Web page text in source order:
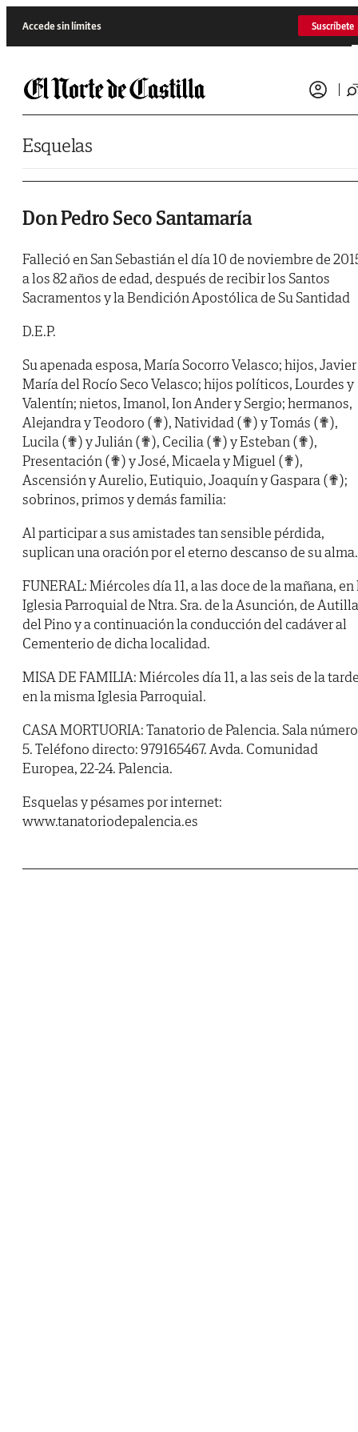
Accede sin límites Suscríbete
Esquelas
Don Pedro Seco Santamaría
Falleció en San Sebastián el día 10 de noviembre de
a los 82 años de edad, después de recibir los Santos
Sacramentos y la Bendición Apostólica de Su Santidad
D.E.P.
Su apenada esposa, María Socorro Velasco; hijos,
María del Rocío Seco Velasco; hijos políticos, Lourdes y
Valentín; nietos, Imanol, Ion Ander y Sergio; hermanos,
Alejandra y Teodoro (✟), Natividad (✟) y Tomás (✟),
Lucila (✟) y Julián (✟), Cecilia (✟) y Esteban (✟),
Presentación (✟) y José, Micaela y Miguel (✟),
Ascensión y Aurelio, Eutiquio, Joaquín y Gaspara (✟);
sobrinos, primos y demás familia:
Al participar a sus amistades tan sensible pérdida,
suplican una oración por el eterno descanso de su alma.
FUNERAL: Miércoles día 11, a las doce de la mañana, en
Iglesia Parroquial de Ntra. Sra. de la Asunción, de Autilla
del Pino y a continuación la conducción del cadáver al
Cementerio de dicha localidad.
MISA DE FAMILIA: Miércoles día 11, a las seis de la
en la misma Iglesia Parroquial.
CASA MORTUORIA: Tanatorio de Palencia. Sala número
5. Teléfono directo: 979165467. Avda. Comunidad
Europea, 22-24. Palencia.
Esquelas y pésames por internet:
www.tanatoriodepalencia.es